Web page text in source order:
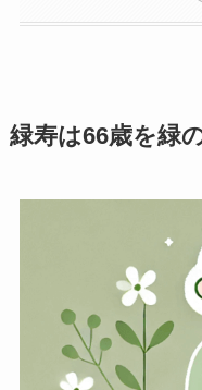
カタログ
フラワー
ベネチア
クリスタ
ことば
緑寿は66歳を緑